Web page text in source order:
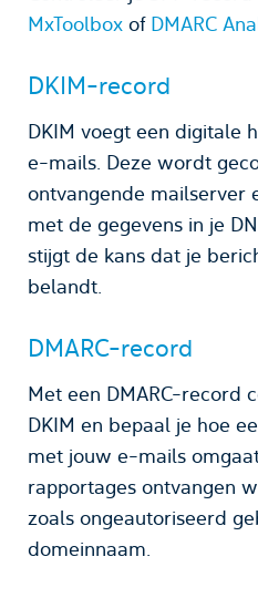
MxToolbox of DMARC
DKIM-record
DKIM voegt een digitale
e-mails. Deze wordt
ontvangende mailserver
met de gegevens in je
stijgt de kans dat je
belandt.
DMARC-record
Met een DMARC-record
DKIM en bepaal je hoe
met jouw e-mails
rapportages ontvangen
zoals ongeautoriseerd
domeinnaam.